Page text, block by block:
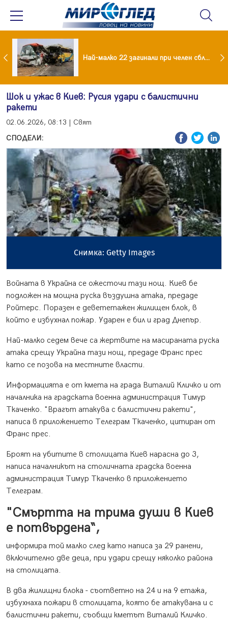
споразумение със САЩ , но без компромиси Най-малко 22 загинали при челен сблъсък между два автобуса
Шок и ужас в Киев: Русия удари с балистични
ракети
02.06.2026, 08:13 | Свят
СПОДЕЛИ:
Снимка: Getty Images
Войната в Украйна се ожесточи тази нощ. Киев бе
подложен на мощна руска въздушна атака, предаде
Ройтерс. Поразен е девететажен жилищен блок, в
който е избухнал пожар. Ударен е бил и град Днепър.
Най-малко седем вече са жертвите на масираната руска
атака срещу Украйна тази нощ, предаде Франс прес
като се позова на местните власти.
Информацията е от кмета на града Виталий Кличко и от
началника на градската военна администрация Тимур
Ткаченко. "Врагът атакува с балистични ракети",
написа в приложението Телеграм Ткаченко, цитиран от
Франс прес.
Броят на убитите в столицата Киев нарасна до 3,
написа началникът на столичната градска военна
администрация Тимур Ткаченко в приложението
Телеграм.
"Смъртта на трима души в Киев
е потвърдена“,
информира той малко след като написа за 29 ранени,
включително две деца, при удари срещу няколко района
на столицата.
В два жилищни блока - съответно на 24 и на 9 етажа,
избухнаха пожари в столицата, която бе атакувана и с
балистични ракети, съобщи кметът Виталий Кличко.